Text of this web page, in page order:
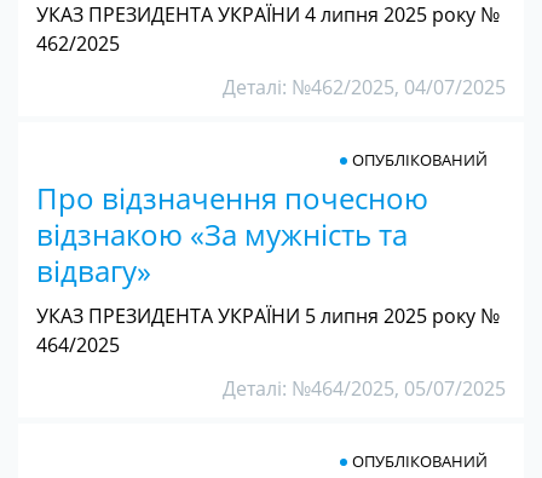
УКАЗ ПРЕЗИДЕНТА УКРАЇНИ 4 липня 2025 року №
462/2025
Деталі: №462/2025, 04/07/2025
Про відзначення почесною
відзнакою «За мужність та
відвагу»
ОПУБЛІКОВАНИЙ
УКАЗ ПРЕЗИДЕНТА УКРАЇНИ 5 липня 2025 року №
464/2025
Деталі: №464/2025, 05/07/2025
ОПУБЛІКОВАНИЙ